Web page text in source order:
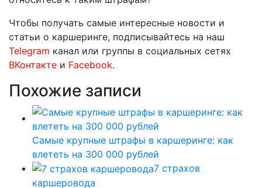
Чтобы получать самые интересные новости и
статьи о каршеринге, подписывайтесь на наш
Telegram канал или группы в социальных сетях
ВКонтакте и Facebook.
Похожие записи
Самые крупные штрафы в каршеринге: как
влететь на 300 000 рублей
7 страхов
каршеровода